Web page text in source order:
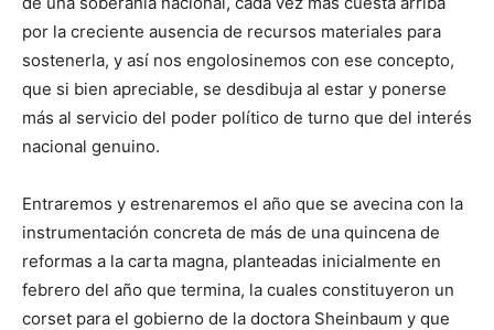
por la creciente ausencia de recursos materiales para
sostenerla, y así nos engolosinemos con ese concepto,
que si bien apreciable, se desdibuja al estar y ponerse
más al servicio del poder político de turno que del interés
nacional genuino.
Entraremos y estrenaremos el año que se avecina con la
instrumentación concreta de más de una quincena de
reformas a la carta magna, planteadas inicialmente en
febrero del año que termina, la cuales constituyeron un
corset para el gobierno de la doctora Sheinbaum y que